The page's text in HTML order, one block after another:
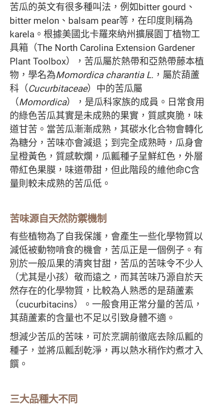
苦瓜的英文有很多種叫法，例如bitter gourd、
bitter melon、balsam pear等，在印度則稱為
karela。根據美國北卡羅來納州擴展園丁植物工
具箱（The North Carolina Extension Gardener
Plant Toolbox），苦瓜屬於熱帶和亞熱帶藤本植
物，學名為Momordica charantia L. ，屬於葫蘆
科（Cucurbitaceae）中的苦瓜屬
（Momordica），是瓜科家族的成員。日常食用
的綠色苦瓜其實是未成熟的果實，質感爽脆，味
道甘苦。當苦瓜漸漸成熟，其碳水化合物會轉化
為糖分，苦味亦會減退；到完全成熟時，瓜身會
呈橙黃色，質感軟爛，瓜瓤種子呈鮮紅色，外層
帶紅色果膜，味道帶甜，但此階段的維他命C含
量則較未成熟的苦瓜低。
苦味源自天然防禦機制
有些植物為了自我保護，會產生一些化學物質以
減低被動物啃食的機會，苦瓜正是一個例子。有
別於一般瓜果的清爽甘甜，苦瓜的苦味令不少人
（尤其是小孩）敬而遠之，而其苦味乃源自於天
然存在的化學物質，比較為人熟悉的是葫蘆素
（cucurbitacins）。一般食用正常分量的苦瓜，
其葫蘆素的含量也不足以引致身體不適。
想減少苦瓜的苦味，可於烹調前徹底去除瓜瓤的
種子，並將瓜瓤刮乾淨，再以熱水稍作灼煮才入
饌。
三大品種大不同